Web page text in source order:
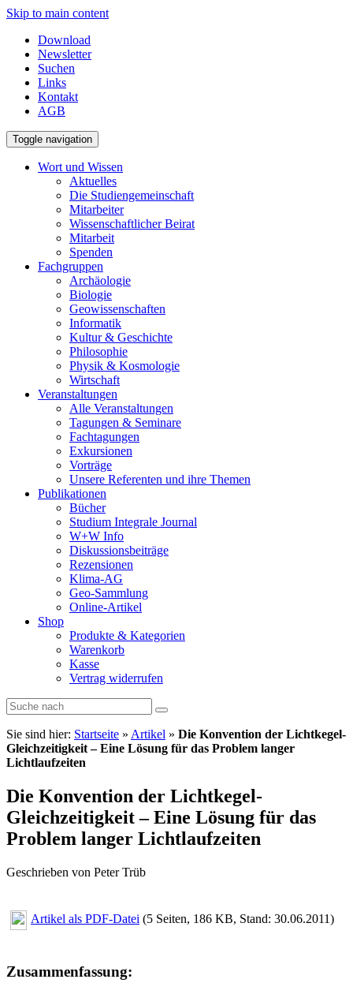
Skip to main content
Download
Newsletter
Suchen
Links
Kontakt
AGB
Toggle navigation
Wort und Wissen
Aktuelles
Die Studiengemeinschaft
Mitarbeiter
Wissenschaftlicher Beirat
Mitarbeit
Spenden
Fachgruppen
Archäologie
Biologie
Geowissenschaften
Informatik
Kultur & Geschichte
Philosophie
Physik & Kosmologie
Wirtschaft
Veranstaltungen
Alle Veranstaltungen
Tagungen & Seminare
Fachtagungen
Exkursionen
Vorträge
Unsere Referenten und ihre Themen
Publikationen
Bücher
Studium Integrale Journal
W+W Info
Diskussionsbeiträge
Rezensionen
Klima-AG
Geo-Sammlung
Online-Artikel
Shop
Produkte & Kategorien
Warenkorb
Kasse
Vertrag widerrufen
Sie sind hier: Startseite » Artikel » Die Konvention der Lichtkegel-
Gleichzeitigkeit – Eine Lösung für das Problem langer
Lichtlaufzeiten
Die Konvention der Lichtkegel-
Gleichzeitigkeit – Eine Lösung für das
Problem langer Lichtlaufzeiten
Geschrieben von Peter Trüb
Artikel als PDF-Datei (5 Seiten, 186 KB, Stand: 30.06.2011)
Zusammenfassung: